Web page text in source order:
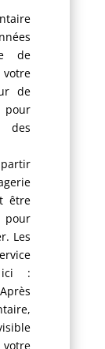
de
de
pour
des
partir
être
pour
Les
ici :